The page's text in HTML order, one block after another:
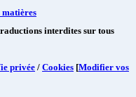
matières
interdites sur tous
privée / Cookies [Modifier vos